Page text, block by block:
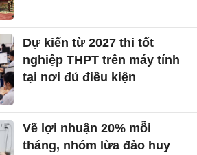
Dự kiến từ 2027 thi tốt
nghiệp THPT trên máy tính
tại nơi đủ điều kiện
Vẽ lợi nhuận 20% mỗi
tháng, nhóm lừa đảo huy